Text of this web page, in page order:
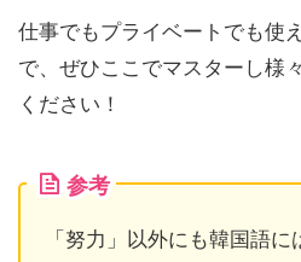
仕事でもプライベートでも使
で、ぜひここでマスターし様
ください！
参考
「努力」以外にも韓国語